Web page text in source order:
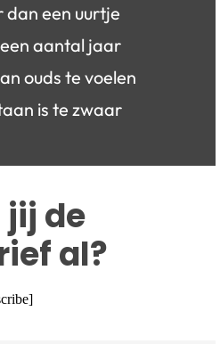
dan een uurtje
aantal jaar
ouds te voelen
is te zwaar
de
al?